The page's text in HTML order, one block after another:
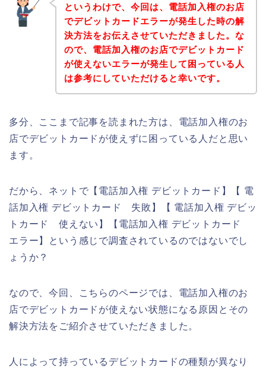
というわけで、今回は、電話加入権のお店
でデビットカードエラーが発生した時の解
決方法をお伝えさせていただきました。な
ので、電話加入権のお店でデビットカード
が使えないエラーが発生して困っている人
は参考にしていただけると幸いです。
多分、ここまで記事を読まれた方は、電話加入権のお
店でデビットカードが使えずに困っている人だと思い
ます。
だから、ネットで【電話加入権 デビットカード】【 電
話加入権 デビットカード 失敗】【 電話加入権 デビッ
トカード 使えない】【電話加入権 デビットカード
エラー】という感じで調査されているのではないでし
ょうか？
なので、今回、こちらのページでは、電話加入権のお
店でデビットカードが使えない状態になる原因とその
解決方法をご紹介させていただきました。
人によって持っているデビットカードの種類が異なり